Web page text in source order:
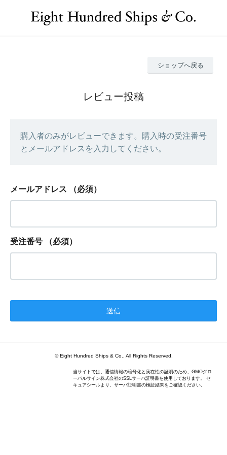
ショップへ戻る
レビュー投稿
購入者のみがレビューできます。購入時の受注番号
とメールアドレスを入力してください。
メールアドレス （必須）
受注番号 （必須）
© Eight Hundred Ships & Co.. All Rights Reserved.
当サイトでは、通信情報の暗号化と実在性の証明のため、GMOグロ
ーバルサイン株式会社のSSLサーバ証明書を使用しております。 セ
キュアシールより、サーバ証明書の検証結果をご確認ください。